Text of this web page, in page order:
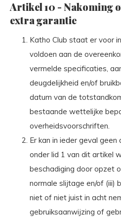
Artikel 10 - Nakoming
extra garantie
Katho Club staat er voor
voldoen aan de
vermelde specificaties,
deugdelijkheid en/of
datum van de
bestaande wettelijke
overheidsvoorschriften.
Er kan in ieder geval
onder lid 1 van dit artikel
beschadiging door opzet
normale slijtage en/of (iii)
niet of niet juist in acht
gebruiksaanwijzing of